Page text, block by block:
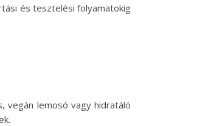
és tesztelési folyamatokig
vegán lemosó vagy hidratáló